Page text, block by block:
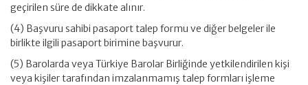
geçirilen süre de dikkate alınır.
(4) Başvuru sahibi pasaport talep formu ve diğer belgeler ile
birlikte ilgili pasaport birimine başvurur.
(5) Barolarda veya Türkiye Barolar Birliğinde yetkilendirilen kişi
veya kişiler tarafından imzalanmamış talep formları işleme